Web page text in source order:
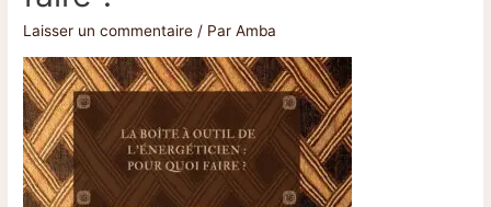
Laisser un commentaire / ParAmba